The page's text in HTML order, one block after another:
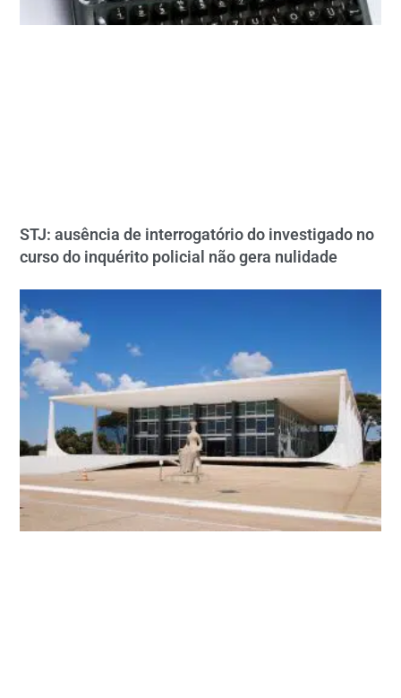
STJ: ausência de interrogatório do investigado no
curso do inquérito policial não gera nulidade